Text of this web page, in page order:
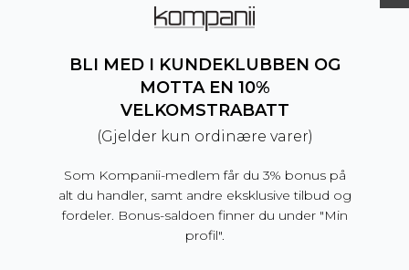
E-postadresse*Påkrevd
En lenke for å angi et nytt passord vil bli
Registrer
BLI MED I KUNDEKLUBBEN OG
MOTTA EN 10%
VELKOMSTRABATT
(Gjelder kun ordinære varer)
Som Kompanii-medlem får du 3% bonus på
alt du handler, samt andre eksklusive tilbud og
fordeler. Bonus-saldoen finner du under "Min
profil".